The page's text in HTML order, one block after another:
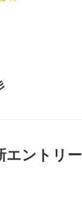
エントリー